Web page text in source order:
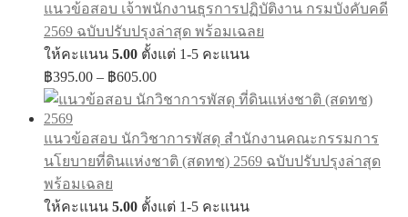
฿605.00
แนวข้อสอบ เจ้าพนักงานธุรการปฏิบัติงาน กรมบังคับคดี
2569 ฉบับปรับปรุงล่าสุด พร้อมเฉลย
ให้คะแนน 5.00 ตั้งแต่ 1-5 คะแนน
฿395.00 – ฿605.00Price
฿395.00
฿605.00
แนวข้อสอบ นักวิชาการพัสดุ สำนักงานคณะกรรมการ
นโยบายที่ดินแห่งชาติ (สดทช) 2569 ฉบับปรับปรุงล่าสุด
พร้อมเฉลย
ให้คะแนน 5.00 ตั้งแต่ 1-5 คะแนน